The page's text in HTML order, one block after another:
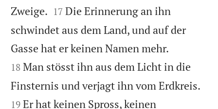
Zweige. 

17 Die Erinnerung an ihn
schwindet aus dem Land, und auf der
Gasse hat er keinen Namen mehr.
18 Man stösst ihn aus dem Licht in die
Finsternis und verjagt ihn vom Erdkreis.
19 Er hat keinen Spross, keinen